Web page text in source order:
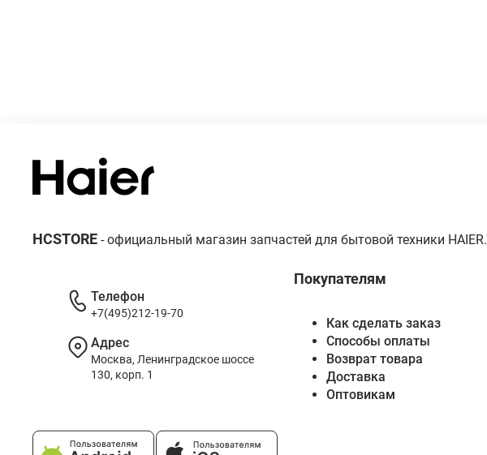
HCSTORE - официальный магазин запчастей для бытовой техники HAIER.
Покупателям
Как сделать заказ
Способы оплаты
Возврат товара
Доставка
Оптовикам
Телефон
+7(495)212-19-70
Адрес
Москва, Ленинградское шоссе
130, корп. 1